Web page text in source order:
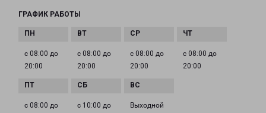
ГРАФИК РАБОТЫ
с 08:00 до
20:00
с 08:00 до
20:00
с 08:00 до
20:00
с 08:00 до
20:00
с 08:00 до
с 10:00 до
Выходной